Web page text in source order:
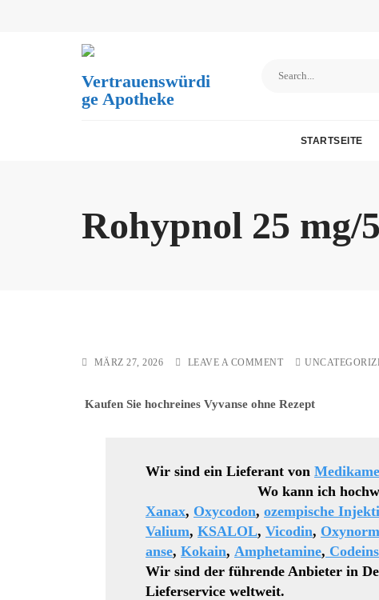
Vertrauenswürdi
Ge Apotheke
STARTSEITE
Rohypnol 25 mg/
MÄRZ 27, 2026 LEAVE A COMMENTON
MG/50
LIEFERUNG
Kaufen Sie hochreines Vyvanse ohne Rezept
Wir sind ein Lieferant von
Wo kann ich hochwertiges
Xanax, Oxycodon, ozempische
Valium, KSALOL, Vicodin, Oxynorm
anse, Kokain, Amphetamine,
Wir sind der führende Anbieter in
Lieferservice weltweit.